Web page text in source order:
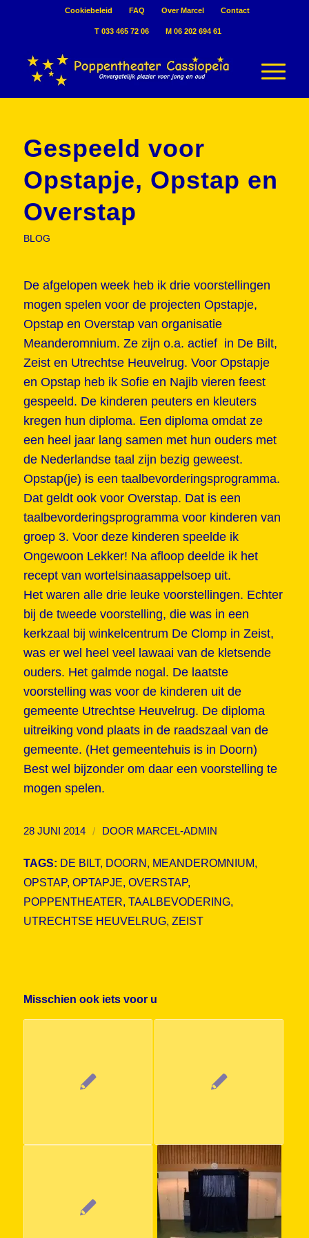
Cookiebeleid FAQ Over Marcel Contact
T 033 465 72 06 M 06 202 694 61
Gespeeld voor
Opstapje, Opstap en
Overstap
BLOG
De afgelopen week heb ik drie voorstellingen
mogen spelen voor de projecten Opstapje,
Opstap en Overstap van organisatie
Meanderomnium. Ze zijn o.a. actief in De Bilt,
Zeist en Utrechtse Heuvelrug. Voor Opstapje
en Opstap heb ik Sofie en Najib vieren feest
gespeeld. De kinderen peuters en kleuters
kregen hun diploma. Een diploma omdat ze
een heel jaar lang samen met hun ouders met
de Nederlandse taal zijn bezig geweest.
Opstap(je) is een taalbevorderingsprogramma.
Dat geldt ook voor Overstap. Dat is een
taalbevorderingsprogramma voor kinderen van
groep 3. Voor deze kinderen speelde ik
Ongewoon Lekker! Na afloop deelde ik het
recept van wortelsinaasappelsoep uit.
Het waren alle drie leuke voorstellingen. Echter
bij de tweede voorstelling, die was in een
kerkzaal bij winkelcentrum De Clomp in Zeist,
was er wel heel veel lawaai van de kletsende
ouders. Het galmde nogal. De laatste
voorstelling was voor de kinderen uit de
gemeente Utrechtse Heuvelrug. De diploma
uitreiking vond plaats in de raadszaal van de
gemeente. (Het gemeentehuis is in Doorn)
Best wel bijzonder om daar een voorstelling te
mogen spelen.
28 JUNI 2014 / DOOR MARCEL-ADMIN
TAGS: DE BILT, DOORN MEANDEROMNIUM
OPSTAP, OPTAPJE OVERSTAP,
POPPENTHEATER TAALBEVODERING,
UTRECHTSE HEUVELRUG, ZEIST
Misschien ook iets voor u